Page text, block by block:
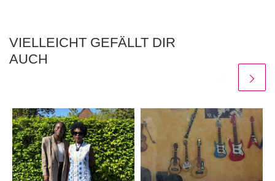
VIELLEICHT GEFÄLLT DIR
AUCH